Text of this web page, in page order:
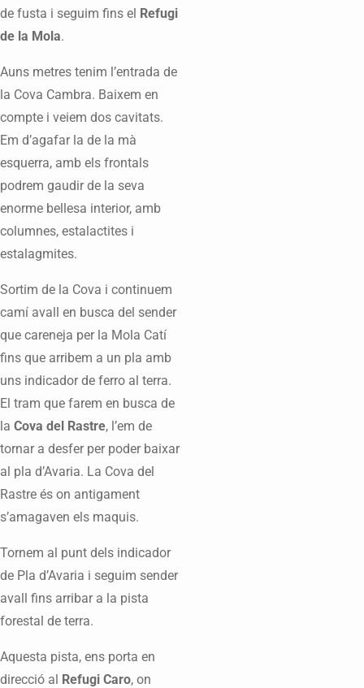
de fusta i seguim fins el Refugi
de la Mola.
Auns metres tenim l’entrada de
la Cova Cambra. Baixem en
compte i veiem dos cavitats.
Em d’agafar la de la mà
esquerra, amb els frontals
podrem gaudir de la seva
enorme bellesa interior, amb
columnes, estalactites i
estalagmites.
Sortim de la Cova i continuem
camí avall en busca del sender
que careneja per la Mola Catí
fins que arribem a un pla amb
uns indicador de ferro al terra.
El tram que farem en busca de
la Cova del Rastre, l’em de
tornar a desfer per poder baixar
al pla d’Avaria. La Cova del
Rastre és on antigament
s’amagaven els maquis.
Tornem al punt dels indicador
de Pla d’Avaria i seguim sender
avall fins arribar a la pista
forestal de terra.
Aquesta pista, ens porta en
direcció al Refugi Caro, on